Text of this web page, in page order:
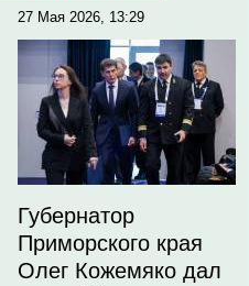
27 Мая 2026, 13:29
Губернатор
Приморского края
Олег Кожемяко дал